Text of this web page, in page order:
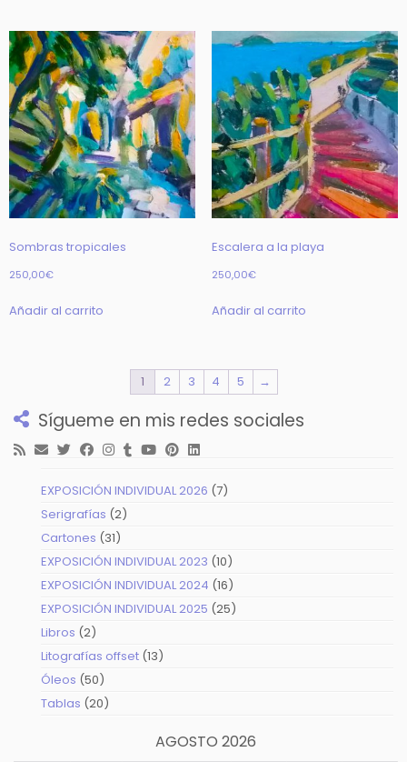
Sombras tropicales
250,00€
Añadir al carrito
Escalera a la playa
250,00€
Añadir al carrito
1 2 3 4 5 →
Sígueme en mis redes sociales
EXPOSICIÓN INDIVIDUAL 2026 77
Serigrafías 22
Cartones 3131
productos
EXPOSICIÓN INDIVIDUAL 2023 1010
productos
EXPOSICIÓN INDIVIDUAL 2024 1616
productos
EXPOSICIÓN INDIVIDUAL 2025 2525
Libros 22
productos
Litografías offset 1313
Óleos 5050
productos
Tablas 2020
AGOSTO 2026